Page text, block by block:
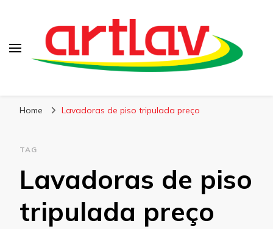
Home Lavadoras de piso tripulada preço
TAG
Lavadoras de piso
tripulada preço